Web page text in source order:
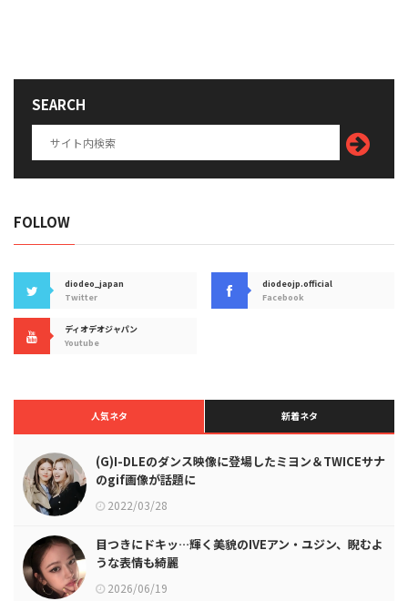
SEARCH
FOLLOW
diodeo_japan
Twitter
diodeojp.official
Facebook
ディオデオジャパン
Youtube
人気ネタ 新着ネタ
(G)I-DLEのダンス映像に登場したミヨン＆TWICEサナ
のgif画像が話題に
2022/03/28
目つきにドキッ…輝く美貌のIVEアン・ユジン、睨むよ
うな表情も綺麗
2026/06/19